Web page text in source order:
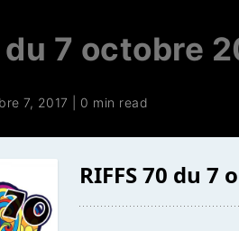
du 7 octobre
7, 2017 0 min read